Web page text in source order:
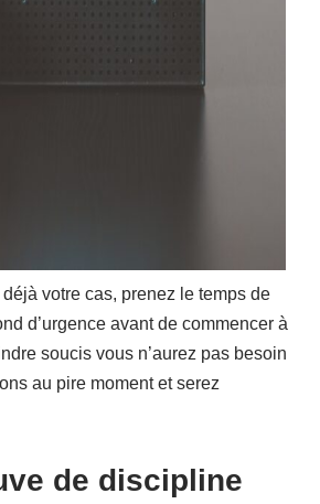
déjà votre cas, prenez le temps de
d’urgence avant de commencer à
soucis vous n’aurez pas besoin
au pire moment et serez
de discipline